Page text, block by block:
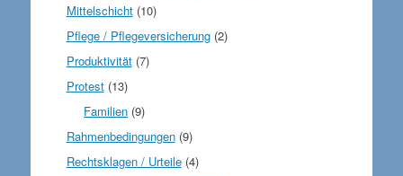
Mittelschicht(10)
Pflege / Pflegeversicherung(2)
Produktivität(7)
Protest(13)
Familien (9)
Rahmenbedingungen(9)
Rechtsklagen / Urteile(4)